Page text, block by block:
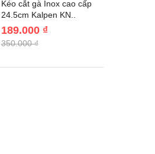
Kéo cắt gà Inox cao cấp
24.5cm Kalpen KN..
189.000 ₫
350.000 ₫